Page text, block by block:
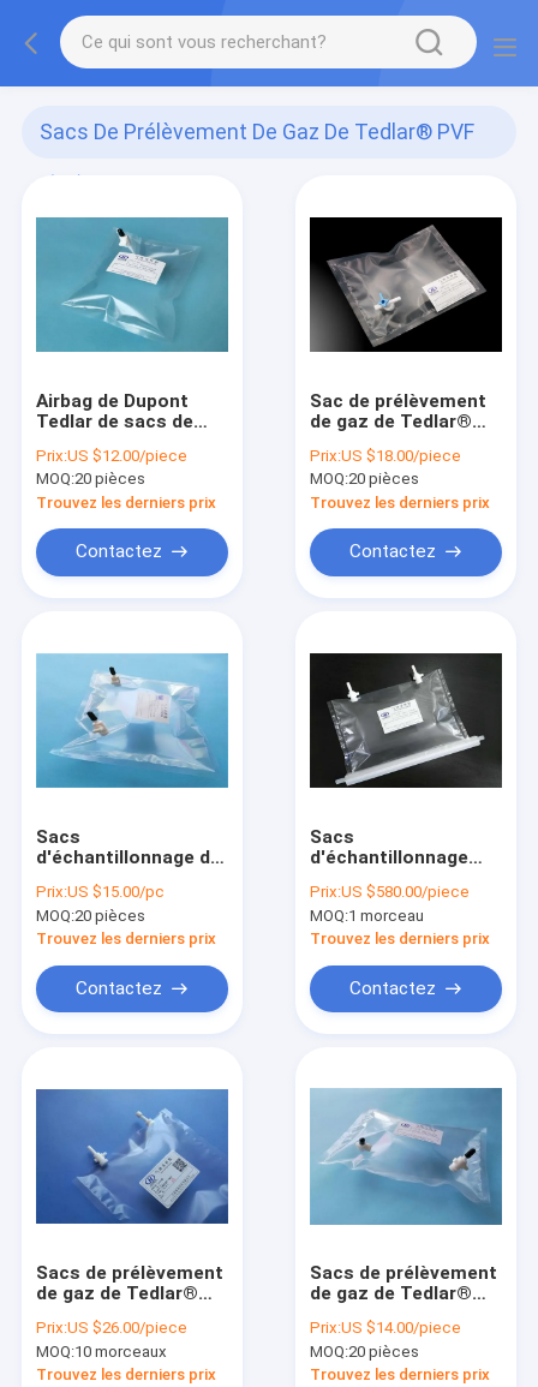
Sacs De Prélèvement De Gaz De Tedlar® PVF
Airbag de Dupont
Tedlar de sacs de
de Tedlar® PVF avec
tout droit de
PTFE/outre de la
valve TDL31_1L (sac
d'échantillon d'air)
Prix:US $12.00/piece
MOQ:20 pièces
Trouvez les derniers prix
Contactez
Sac de prélèvement
de gaz de Tedlar®
côté-ouverture de
robinet avec le port
1/4" 6.35m de
septum de silicone
TDL21_5L
Prix:US $18.00/piece
MOQ:20 pièces
Trouvez les derniers prix
Contactez
Sacs
d'échantillonnage de
avec 2 valves PTFE
(port septum)
TDL32_1L (sac
d'air) Sac
d'échantillonnage de
HedeTech
Prix:US $15.00/pc
MOQ:20 pièces
Trouvez les derniers prix
Contactez
Sacs
d'échantillonnage
PVF avec détection
résiduelle de COV
solides à double
TDL32C_2000L Sac
de gaz en film
Prix:US $580.00/piece
MOQ:1 morceau
Trouvez les derniers prix
Contactez
Sacs de prélèvement
de gaz de Tedlar®
valve+PTFE
"Marche/Arrêt"
adaptant le sac
Prix:US $26.00/piece
MOQ:10 morceaux
Trouvez les derniers prix
Sacs de prélèvement
de gaz de Tedlar®
gaz de double-valve
de PTFE et de film du
port TDL32_0.5L (sac
Prix:US $14.00/piece
MOQ:20 pièces
Trouvez les derniers prix